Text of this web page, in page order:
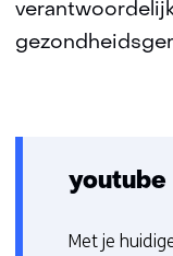
youtube
C
Met je